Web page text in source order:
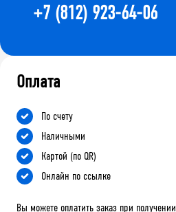
+7 (812) 923-64-06
Оплата
По счету
Наличными
Картой (по QR)
Онлайн по ссылке
Вы можете оплатить заказ при получении